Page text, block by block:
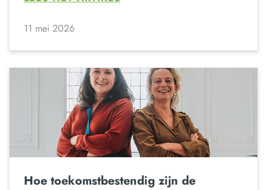
11 mei 2026
Hoe toekomstbestendig zijn de